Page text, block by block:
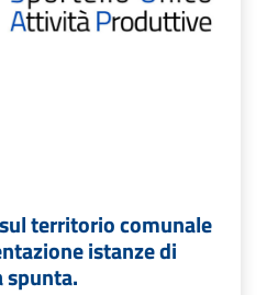
territorio comunale
istanze di
spunta.